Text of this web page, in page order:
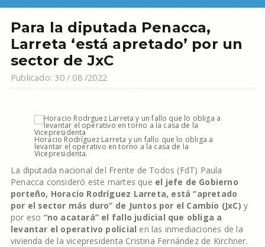
Para la diputada Penacca,
Larreta ‘está apretado’ por un
sector de JxC
Publicado: 30 / 08 /2022
Horacio Rodríguez Larreta y un fallo que lo obliga a
levantar el operativo en torno a la casa de la
Vicepresidenta.
La diputada nacional del Frente de Todos (FdT) Paula
Penacca consideró este martes que el jefe de Gobierno
porteño, Horacio Rodríguez Larreta, está “apretado
por el sector más duro” de Juntos por el Cambio (JxC) y
por eso “no acatará” el fallo judicial que obliga a
levantar el operativo policial en las inmediaciones de la
vivienda de la vicepresidenta Cristina Fernández de Kirchner.